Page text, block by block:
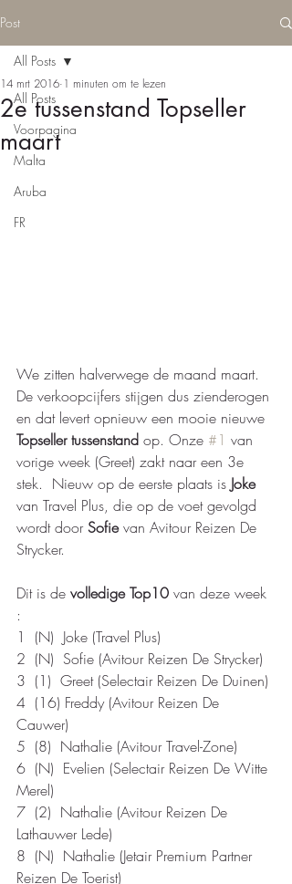
Post
All Posts
Voorpagina
Malta
Aruba
FR
All Posts
2e tussenstand Topseller
maart
14 mrt 2016 1 minuten om te lezen
We zitten halverwege de maand maart.
De verkoopcijfers stijgen dus zienderogen
en dat levert opnieuw een mooie nieuwe
Topseller tussenstand op. Onze #1 van
vorige week (Greet) zakt naar een 3e
stek.  Nieuw op de eerste plaats is Joke
van Travel Plus, die op de voet gevolgd
wordt door Sofie van Avitour Reizen De
Strycker.
Dit is de volledige Top10 van deze week
:
1  (N)  Joke (Travel Plus)
2  (N)  Sofie (Avitour Reizen De Strycker)
3  (1)  Greet (Selectair Reizen De Duinen)
4  (16) Freddy (Avitour Reizen De
Cauwer)
5  (8)  Nathalie (Avitour Travel-Zone)
6  (N)  Evelien (Selectair Reizen De Witte
Merel)
7  (2)  Nathalie (Avitour Reizen De
Lathauwer Lede)
8  (N)  Nathalie (Jetair Premium Partner
Reizen De Toerist)